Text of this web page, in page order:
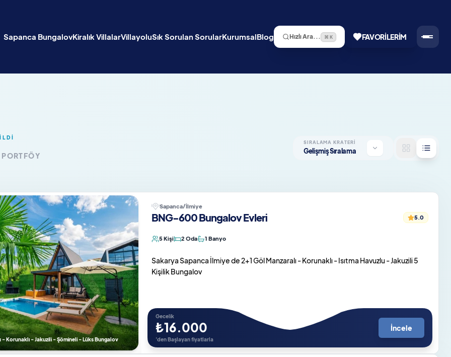
Sapanca BungalovKiralık VillalarVillayoluSık Sorulan SorularKurumsalBlog Hızlı Ara... ⌘ K FAVORILERIM
SIRALAMA KRATERI
Gelişmiş Sıralama
- Korunaklı - Jakuzili - Şömineli - Lüks Bungalov
Sapanca/İlmiye
BNG-600 Bungalov Evleri 5.0
5 Kişi 2 Oda 1 Banyo
Sakarya Sapanca İlmiye de 2+1 Göl Manzaralı - Korunaklı - Isıtma Havuzlu - Jakuzili 5
Kişilik Bungalov
Gecelik
₺16.000
'den Başlayan fiyatlarla
İncele